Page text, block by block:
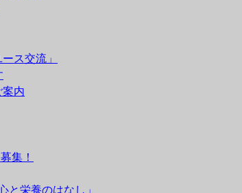
ス交流」
案内
集！
と栄養のはなし」